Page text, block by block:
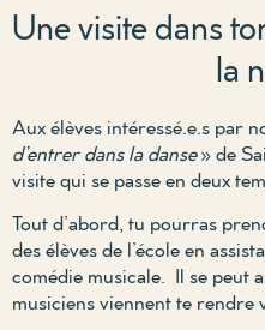
Une visite dans
la
Aux élèves intéressé.e.s par
d’entrer dans la danse» de
visite qui se passe en deux
Tout d’abord, tu pourras
des élèves de l’école en
comédie musicale. Il se peut
musiciens viennent te rendre